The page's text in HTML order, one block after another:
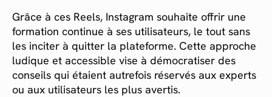
Grâce à ces Reels, Instagram souhaite offrir une
formation continue à ses utilisateurs, le tout sans
les inciter à quitter la plateforme. Cette approche
ludique et accessible vise à démocratiser des
conseils qui étaient autrefois réservés aux experts
ou aux utilisateurs les plus avertis.